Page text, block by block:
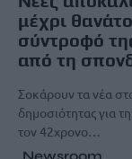
μέχρι
σύντροφό
από τη
Σοκάρουν τα νέα
δημοσιότητας για
τον 42χρονο…